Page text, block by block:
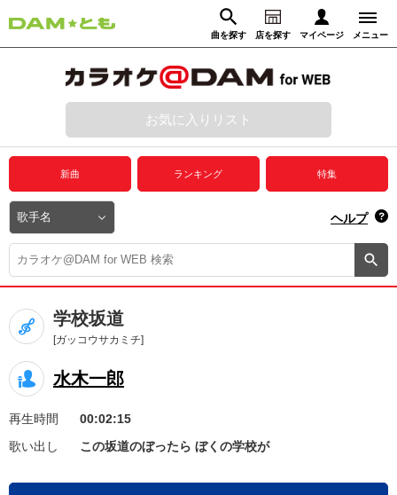
曲を探す 店を探す マイページ メニュー
動画からさがす 録音からさがす
ログイン
プレミアムサービス
DAM★とも動画
DAM★とも録音
カラオケ＠DAM
ユーザー検索
キャンペーン
お知らせ よくあるご質問
DAMの新曲・ランキングなど
お気に入りリスト
新曲 ランキング 特集
ヘルプ
学校坂道
[ガッコウサカミチ]
水木一郎
再生時間
00:02:15
歌い出し
この坂道のぼったら ぼくの学校が